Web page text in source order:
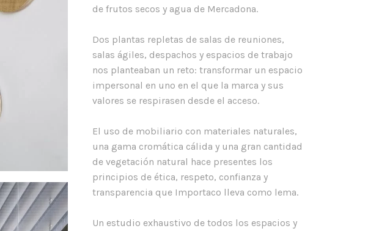
de frutos secos y agua de Mercadona.
Dos plantas repletas de salas de reuniones,
salas ágiles, despachos y espacios de trabajo
nos planteaban un reto: transformar un espacio
impersonal en uno en el que la marca y sus
valores se respirasen desde el acceso.
El uso de mobiliario con materiales naturales,
una gama cromática cálida y una gran cantidad
de vegetación natural hace presentes los
principios de ética, respeto, confianza y
transparencia que Importaco lleva como lema.
Un estudio exhaustivo de todos los espacios y